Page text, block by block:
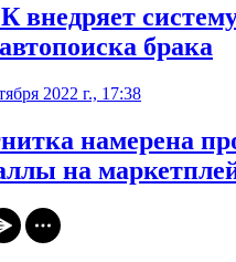
брака
2022 г., 17:38
намерена
на